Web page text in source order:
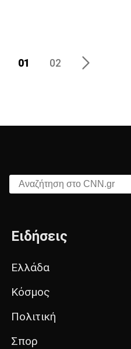
01 02
Αναζήτηση στο CNN.gr
Ειδήσεις
Ελλάδα
Κόσμος
Πολιτική
Σπορ